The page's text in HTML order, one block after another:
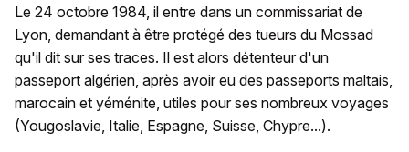
Le 24 octobre 1984, il entre dans un commissariat de
Lyon, demandant à être protégé des tueurs du Mossad
qu'il dit sur ses traces. Il est alors détenteur d'un
passeport algérien, après avoir eu des passeports maltais,
marocain et yéménite, utiles pour ses nombreux voyages
(Yougoslavie, Italie, Espagne, Suisse, Chypre...).